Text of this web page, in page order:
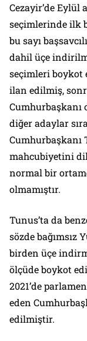
Cezayir’de Eylül
seçimlerinde ilk
bu sayı
dahil üçe
seçimleri boykot
ilan edilmiş,
Cumhurbaşkanı
diğer adaylar
Cumhurbaşkanı
mahcubiyetini
normal bir
olmamıştır.
Tunus’ta da
sözde bağımsız
birden üçe
ölçüde boykot
2021’de
eden
edilmiştir.